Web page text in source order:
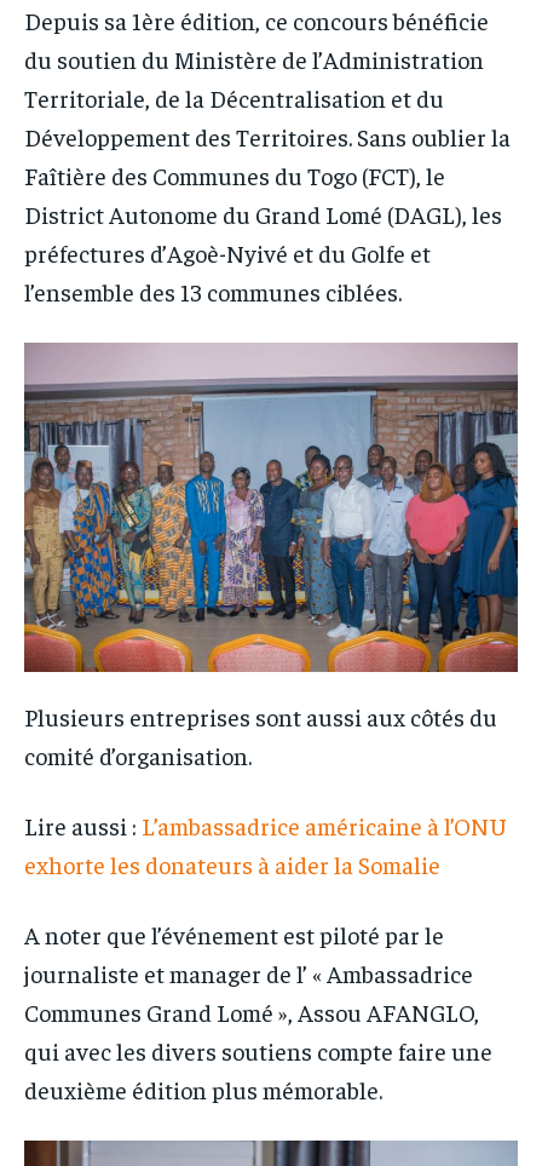
Depuis sa 1ère édition, ce concours bénéficie
du soutien du Ministère de l’Administration
Territoriale, de la Décentralisation et du
Développement des Territoires. Sans oublier la
Faîtière des Communes du Togo (FCT), le
District Autonome du Grand Lomé (DAGL), les
préfectures d’Agoè-Nyivé et du Golfe et
l’ensemble des 13 communes ciblées.
Plusieurs entreprises sont aussi aux côtés du
comité d’organisation.
Lire aussi : L’ambassadrice américaine à l’ONU
exhorte les donateurs à aider la Somalie
A noter que l’événement est piloté par le
journaliste et manager de l’ « Ambassadrice
Communes Grand Lomé », Assou AFANGLO,
qui avec les divers soutiens compte faire une
deuxième édition plus mémorable.